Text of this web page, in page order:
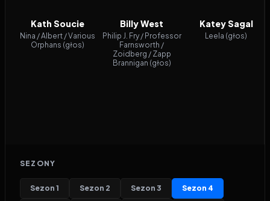
Kath Soucie
Nina / Albert / Various
Orphans (głos)
Billy West
Philip J. Fry / Professor
Farnsworth /
Zoidberg / Zapp
Brannigan (głos)
Katey Sagal
Leela (głos)
SEZONY
Sezon 1 Sezon 2 Sezon 3 Sezon 4